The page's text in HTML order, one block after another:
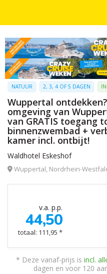
NATUUR 2, 3, 4 OF 5 DAGEN
Wuppertal
omgeving van
van GRATIS toegang
binnenzwembad +
kamer incl. ontbijt!
Waldhotel Eskeshof
Wuppertal, Nordrhein-
v.a. p.p.
44,50
totaal: 111,95 *
* Deze vanaf-prijs is incl.
dagen en voor 120